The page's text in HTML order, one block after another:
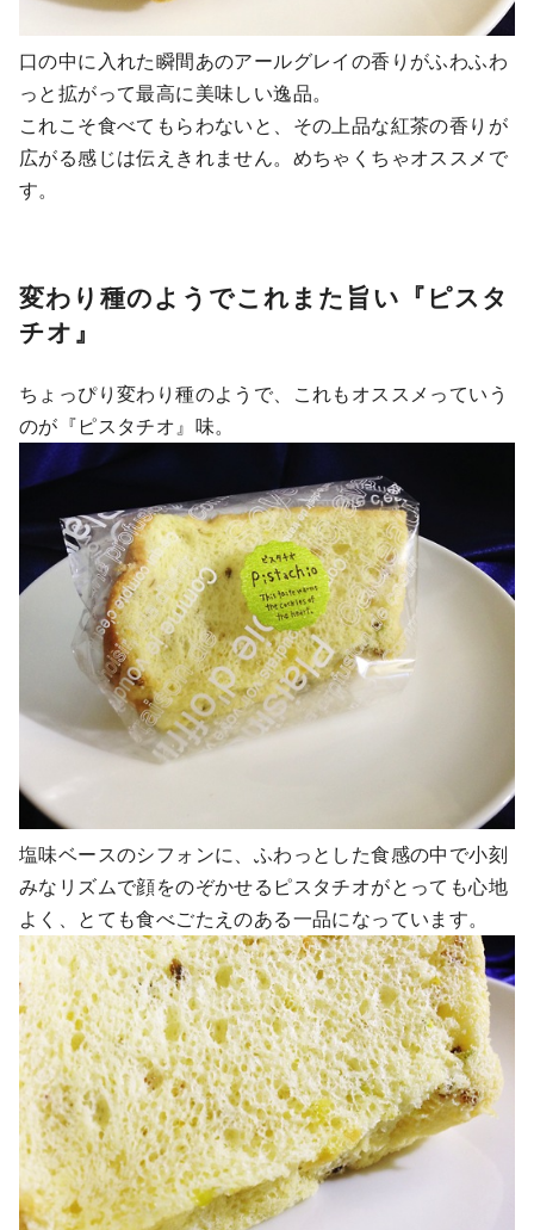
口の中に入れた瞬間あのアールグレイの香りがふわふわ
っと拡がって最高に美味しい逸品。
これこそ食べてもらわないと、その上品な紅茶の香りが
広がる感じは伝えきれません。めちゃくちゃオススメで
す。
変わり種のようでこれまた旨い『ピスタ
チオ』
ちょっぴり変わり種のようで、これもオススメっていう
のが『ピスタチオ』味。
塩味ベースのシフォンに、ふわっとした食感の中で小刻
みなリズムで顔をのぞかせるピスタチオがとっても心地
よく、とても食べごたえのある一品になっています。